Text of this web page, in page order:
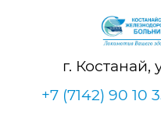
г. Костанай,
+7 (7142) 90 10